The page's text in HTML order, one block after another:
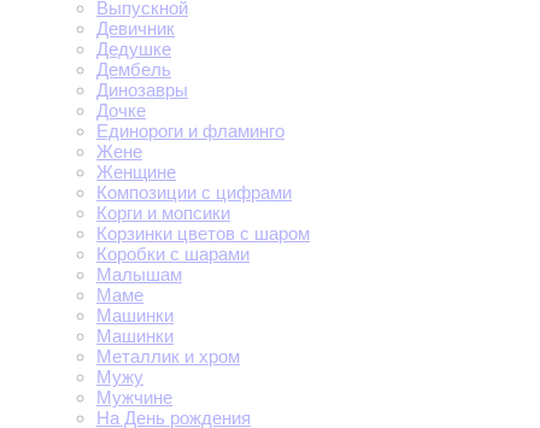
Выпускной
Девичник
Дедушке
Дембель
Динозавры
Дочке
Единороги и фламинго
Жене
Женщине
Композиции с цифрами
Корги и мопсики
Корзинки цветов с шаром
Коробки с шарами
Малышам
Маме
Машинки
Машинки
Металлик и хром
Мужу
Мужчине
На День рождения